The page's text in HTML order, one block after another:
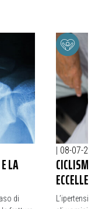
LA
di
| 08-07-